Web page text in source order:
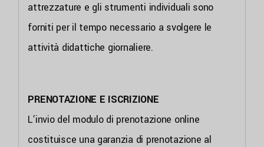
attrezzature e gli strumenti individuali sono
forniti per il tempo necessario a svolgere le
attività didattiche giornaliere.
PRENOTAZIONE E ISCRIZIONE
L’invio del modulo di prenotazione online
costituisce una garanzia di prenotazione al